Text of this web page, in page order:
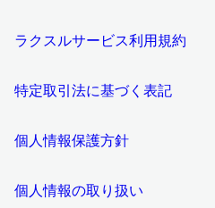
ラクスルサービス利用規約
特定取引法に基づく表記
個人情報保護方針
個人情報の取り扱い